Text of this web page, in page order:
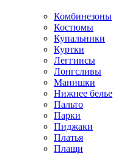
Комбинезоны
Костюмы
Купальники
Куртки
Леггинсы
Лонгсливы
Манишки
Нижнее белье
Пальто
Парки
Пиджаки
Платья
Плащи